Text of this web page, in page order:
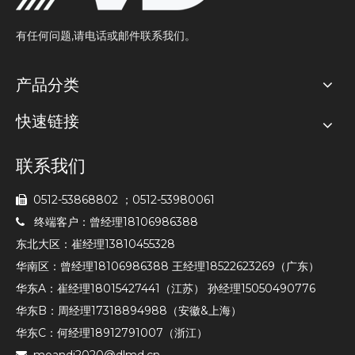
有任何问题,请电话或邮件联系我们。
产品分类
快速链接
联系我们
 0512-53868802 ；0512-53980061

终端客户：曾经理18106986388
东北大区：崔经理13810455328
华南区：曾经理18106986388 王经理18522623269（广东）
华东A：崔经理18015427441（江苏） 孙经理15050490776
华东B：周经理17318894988（安徽&上海）
华东C：何经理18912791007（浙江）